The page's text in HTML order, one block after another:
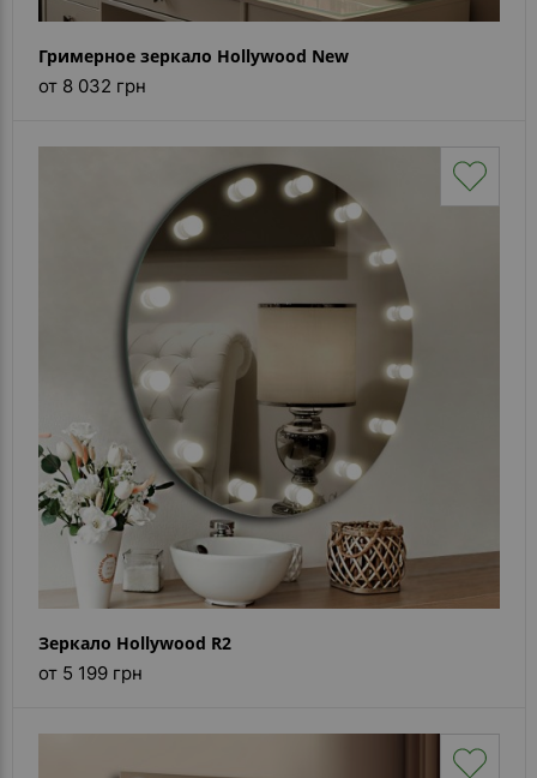
Гримерное зеркало Hollywood New
от 8 032 грн
Зеркало Hollywood R2
от 5 199 грн